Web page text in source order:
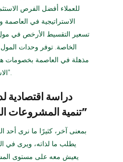
للعملاء أفضل الفرص
الاستراتيجية في العاصمة
تسعير التقسيط الأرخص في مول
الخاصة. توفر وحدات المول
مذهلة في العاصمة بخصومات
الاستثمار العقاري في مصر”.
تنمية المشروعات الصغيرة فى اليمن”
بمعنى آخر، كثيرًا ما نرى أحد
يطلب ما لذاته، ويرى
يعيش معه على مستوى